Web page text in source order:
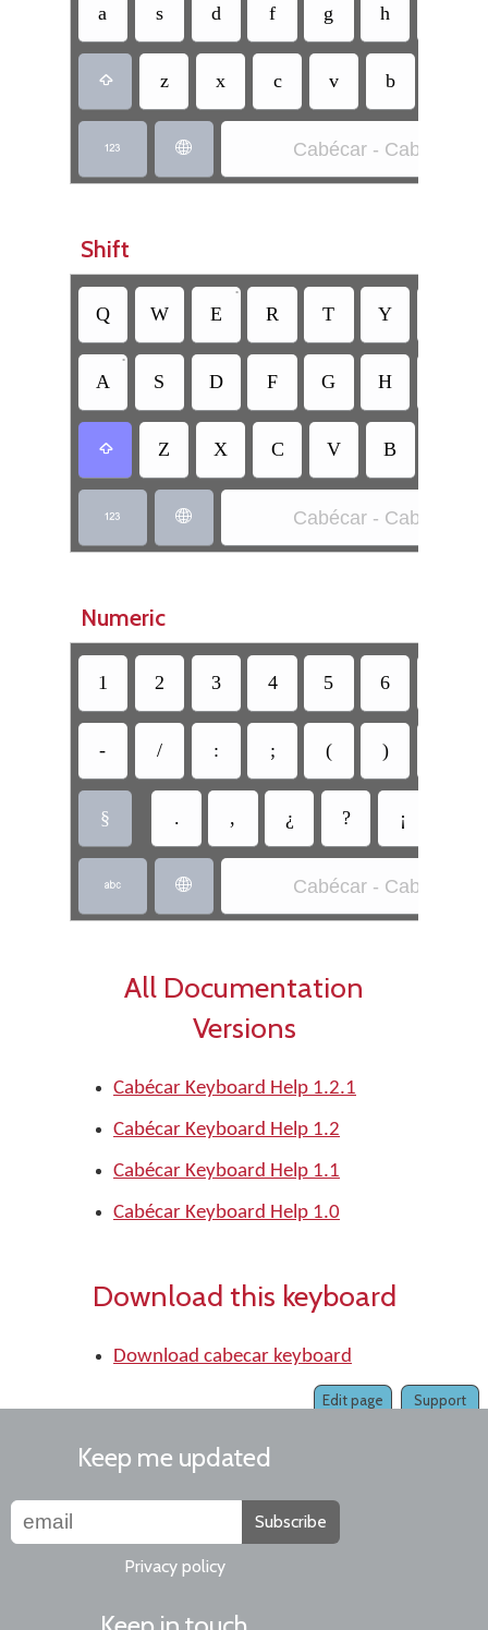
a s d f g h
 z x c v b
  Cabécar - Cabecar
Shift
Q W E
•
R T Y
A
•
S D F G H
 Z X C V B
  Cabécar - Cabecar
Numeric
1 2 3 4 5 6
- / : ; ( )
§ . , ¿ ? ¡
  Cabécar - Cabecar
All Documentation
Versions
Cabécar Keyboard Help 1.2.1
Cabécar Keyboard Help 1.2
Cabécar Keyboard Help 1.1
Cabécar Keyboard Help 1.0
Download this keyboard
Download cabecar keyboard
Support
Edit page
Keep me updated
Subscribe
Privacy policy